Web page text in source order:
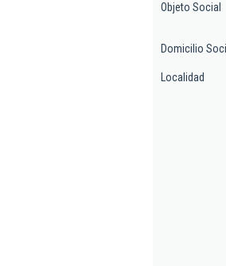
Objeto Social
Domicilio
Localidad